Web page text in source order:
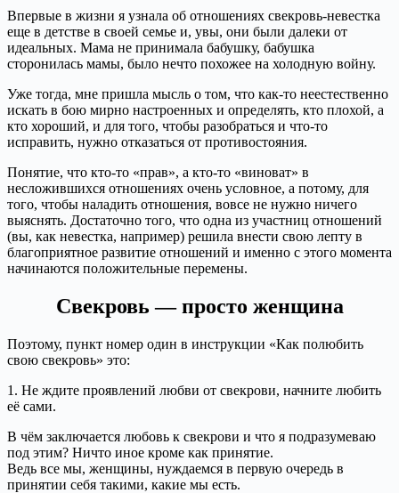
Впервые в жизни я узнала об отношениях свекровь-невестка
еще в детстве в своей семье и, увы, они были далеки от
идеальных. Мама не принимала бабушку, бабушка
сторонилась мамы, было нечто похожее на холодную войну.
Уже тогда, мне пришла мысль о том, что как-то неестественно
искать в бою мирно настроенных и определять, кто плохой, а
кто хороший, и для того, чтобы разобраться и что-то
исправить, нужно отказаться от противостояния.
Понятие, что кто-то «прав», а кто-то «виноват» в
несложившихся отношениях очень условное, а потому, для
того, чтобы наладить отношения, вовсе не нужно ничего
выяснять. Достаточно того, что одна из участниц отношений
(вы, как невестка, например) решила внести свою лепту в
благоприятное развитие отношений и именно с этого момента
начинаются положительные перемены.
Свекровь — просто женщина
Поэтому, пункт номер один в инструкции «Как полюбить
свою свекровь» это:
1. Не ждите проявлений любви от свекрови, начните любить
её сами.
В чём заключается любовь к свекрови и что я подразумеваю
под этим? Ничто иное кроме как принятие.
Ведь все мы, женщины, нуждаемся в первую очередь в
принятии себя такими, какие мы есть.